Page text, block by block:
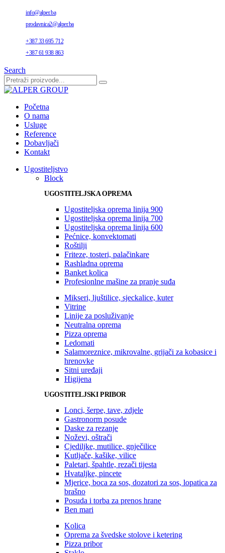
info@alper.ba
prodavnica2@alper.ba
+387 33 695 712
+387 61 938 863
Search
Početna
O nama
Usluge
Reference
Dobavljači
Kontakt
Ugostiteljstvo
Block
UGOSTITELJSKA OPREMA
Ugostiteljska oprema linija 900
Ugostiteljska oprema linija 700
Ugostiteljska oprema linija 600
Pećnice, konvektomati
Roštilji
Friteze, tosteri, palačinkare
Rashladna oprema
Banket kolica
Profesionlne mašine za pranje suđa
Mikseri, ljuštilice, sjeckalice, kuter
Vitrine
Linije za posluživanje
Neutralna oprema
Pizza oprema
Ledomati
Salamoreznice, mikrovalne, grijači za kobasice i
hrenovke
Sitni uređaji
Higijena
UGOSTITELJSKI PRIBOR
Lonci, šerpe, tave, zdjele
Gastronorm posude
Daske za rezanje
Noževi, oštrači
Cjediljke, mutilice, gnječilice
Kutljače, kašike, vilice
Paletari, špahtle, rezači tijesta
Hvataljke, pincete
Mjerice, boca za sos, dozatori za sos, lopatica za
brašno
Posuda i torba za prenos hrane
Ben mari
Kolica
Oprema za švedske stolove i ketering
Pizza pribor